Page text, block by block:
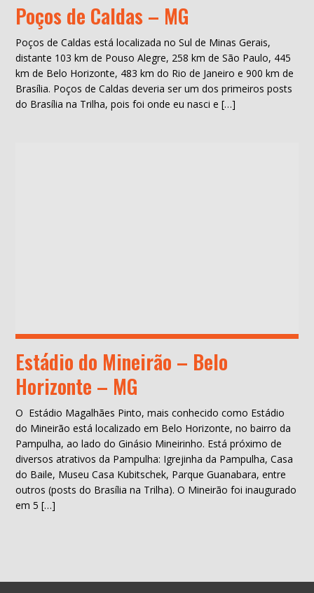
Poços de Caldas – MG
Poços de Caldas está localizada no Sul de Minas Gerais,
distante 103 km de Pouso Alegre, 258 km de São Paulo, 445
km de Belo Horizonte, 483 km do Rio de Janeiro e 900 km de
Brasília. Poços de Caldas deveria ser um dos primeiros posts
do Brasília na Trilha, pois foi onde eu nasci e […]
Estádio do Mineirão – Belo
Horizonte – MG
O Estádio Magalhães Pinto, mais conhecido como Estádio
do Mineirão está localizado em Belo Horizonte, no bairro da
Pampulha, ao lado do Ginásio Mineirinho. Está próximo de
diversos atrativos da Pampulha: Igrejinha da Pampulha, Casa
do Baile, Museu Casa Kubitschek, Parque Guanabara, entre
outros (posts do Brasília na Trilha). O Mineirão foi inaugurado
em 5 […]